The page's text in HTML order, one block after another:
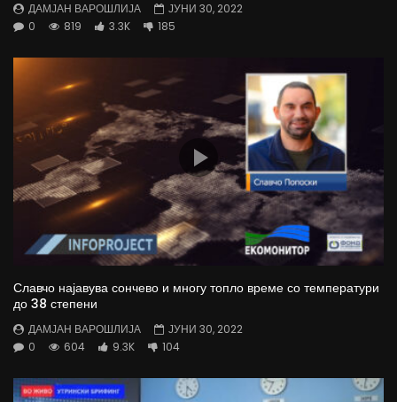
ДАМЈАН ВАРОШЛИЈА
ЈУНИ 30, 2022
0
819 3.3K 185
Славчо најавува сончево и многу топло време со температури
до 38 степени
ДАМЈАН ВАРОШЛИЈА
ЈУНИ 30, 2022
0
604 9.3K 104